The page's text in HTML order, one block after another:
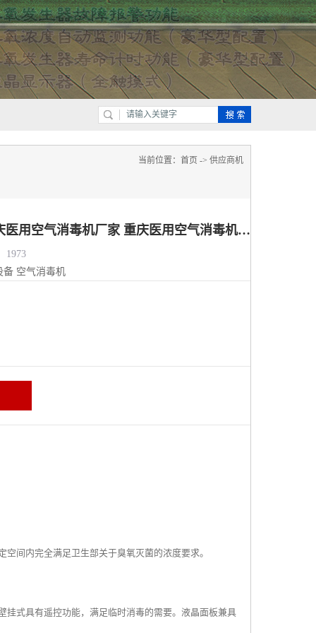
当前位置： 首页 -> 供应商机
供应重庆医用消毒机 重庆医用空气消毒机厂家 重庆医用空气消毒机价格
1973
备 空气消毒机
间内完全满足卫生部关于臭氧灭菌的浓度要求。
式具有遥控功能，满足临时消毒的需要。液晶面板兼具